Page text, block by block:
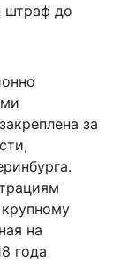
штраф до
за
на
года